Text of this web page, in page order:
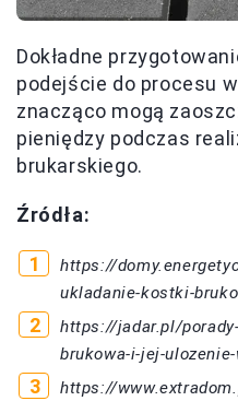
Dokładne
podejście do procesu
znacząco mogą
pieniędzy podczas
brukarskiego.
Źródła:
https://
ukladanie-kostki-
https://jadar.pl/
brukowa-i-jej-
https://